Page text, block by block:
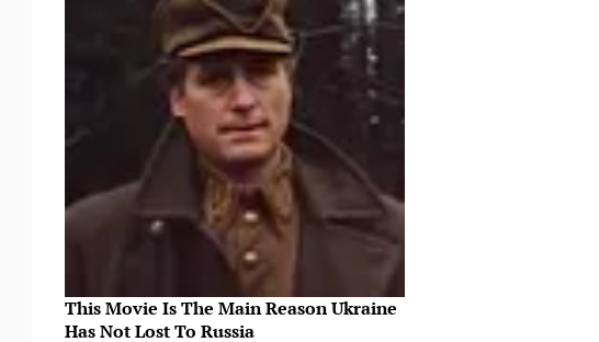
This Movie Is The Main Reason Ukraine
Has Not Lost To Russia